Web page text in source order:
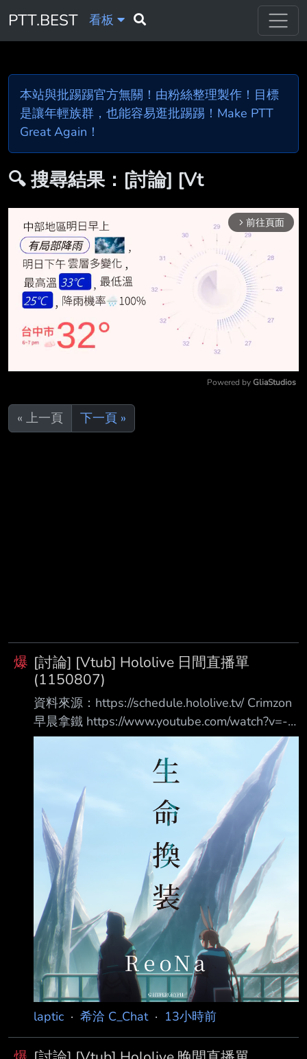
PTT.BEST 看板
本站與批踢踢官方無關！由粉絲整理製作！目標
是讓年輕族群，也能容易逛批踢踢！Make PTT
Great Again！
🔍 搜尋結果：[討論] [Vt
arrow_forward_ios 前往頁面
Powered by GliaStudios
« 上一頁 下一頁 »
爆 [討論] [Vtub] Hololive 日間直播單
(1150807)
資料來源：https://schedule.hololive.tv/ Crimzon
早晨拿鐵 https://www.youtube.com/watch?v=-
NiIebm3EuQ 預告實況 07:00 ReGLOSS總台 早
https://www.youtube.com/watch?
v=zGM0QOtbLgs Crimzon 瑪利歐賽車世界
https://www.youtube.com/watch?
v=EyJDSdaZPdc 08:00 森美聲 薩爾達傳說 眾神
的三角神力 htt
laptic · 希洽 C_Chat· 13小時前